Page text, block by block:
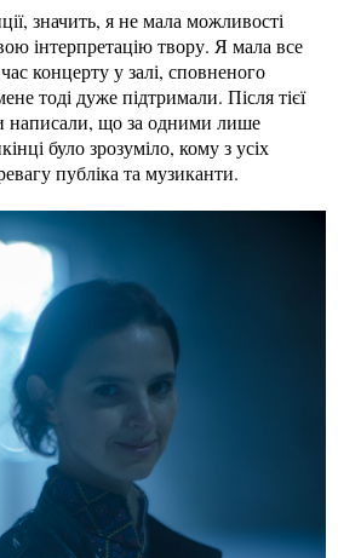
значить, я не мала можливості
інтерпретацію твору. Я мала все
концерту у залі, сповненого
тоді дуже підтримали. Після тієї
написали, що за одними лише
було зрозуміло, кому з усіх
публіка та музиканти.